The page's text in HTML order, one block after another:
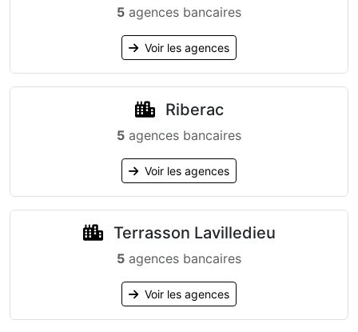
5 agences bancaires
Voir les agences
Riberac
5 agences bancaires
Voir les agences
Terrasson Lavilledieu
5 agences bancaires
Voir les agences